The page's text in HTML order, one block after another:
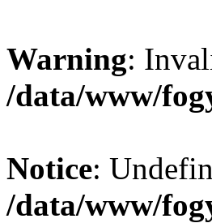
Warning:
/data/www/
Notice:
/data/www/